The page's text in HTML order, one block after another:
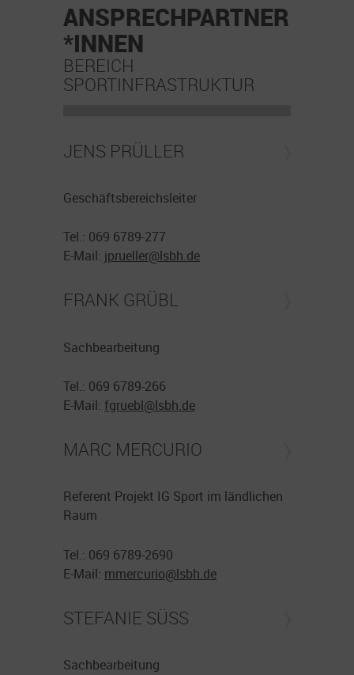
ANSPRECHPARTNER
*INNEN
BEREICH
SPORTINFRASTRUKTUR
JENS PRÜLLER
Geschäftsbereichsleiter
Tel.: 069 6789-277
E-Mail: jprueller@lsbh.de
FRANK GRÜBL
Sachbearbeitung
Tel.: 069 6789-266
E-Mail: fgruebl@lsbh.de
MARC MERCURIO
Referent Projekt IG Sport im ländlichen
Raum
Tel.: 069 6789-2690
E-Mail: mmercurio@lsbh.de
STEFANIE SÜSS
Sachbearbeitung